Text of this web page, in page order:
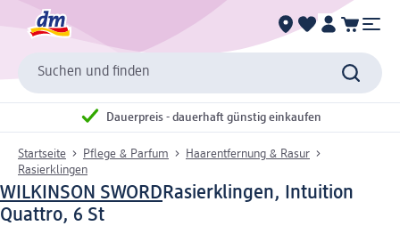
Suchen und finden
Dauerpreis - dauerhaft günstig einkaufen
Startseite Pflege & Parfum
Haarentfernung & Rasur
Rasierklingen
WILKINSON SWORDRasierklingen, Intuition
Quattro, 6 St